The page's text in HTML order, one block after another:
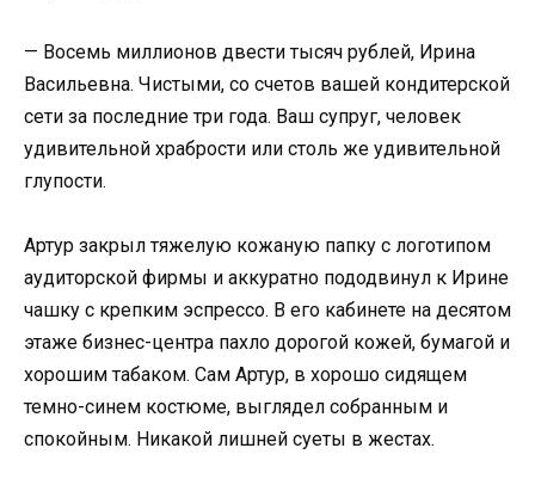
— Восемь миллионов двести тысяч рублей, Ирина
Васильевна. Чистыми, со счетов вашей кондитерской
сети за последние три года. Ваш супруг, человек
удивительной храбрости или столь же удивительной
глупости.
Артур закрыл тяжелую кожаную папку с логотипом
аудиторской фирмы и аккуратно пододвинул к Ирине
чашку с крепким эспрессо. В его кабинете на десятом
этаже бизнес-центра пахло дорогой кожей, бумагой и
хорошим табаком. Сам Артур, в хорошо сидящем
темно-синем костюме, выглядел собранным и
спокойным. Никакой лишней суеты в жестах.